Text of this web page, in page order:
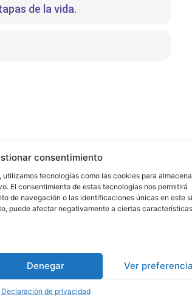
consentimiento
utilizamos tecnologías como las cookies para
El consentimiento de estas tecnologías nos permitirá
de navegación o las identificaciones únicas en este
puede afectar negativamente a ciertas
Denegar Ver
Declaración de privacidad
de la vida.
clubes, entre otros.